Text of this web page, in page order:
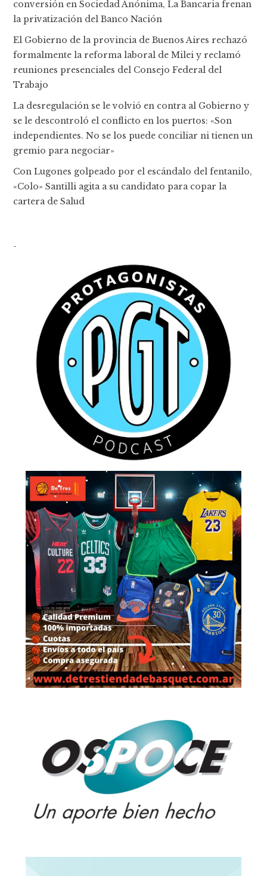
conversión en Sociedad Anónima, La Bancaria frenan
la privatización del Banco Nación
El Gobierno de la provincia de Buenos Aires rechazó
formalmente la reforma laboral de Milei y reclamó
reuniones presenciales del Consejo Federal del
Trabajo
La desregulación se le volvió en contra al Gobierno y
se le descontroló el conflicto en los puertos: «Son
independientes. No se los puede conciliar ni tienen un
gremio para negociar»
Con Lugones golpeado por el escándalo del fentanilo,
«Colo» Santilli agita a su candidato para copar la
cartera de Salud
-